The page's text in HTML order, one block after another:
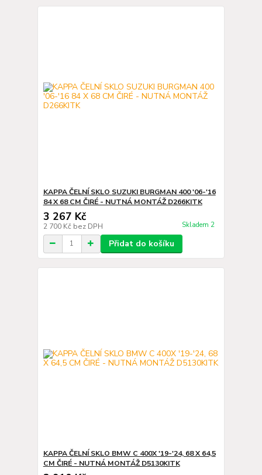
KAPPA ČELNÍ SKLO SUZUKI BURGMAN 400 '06-'16
84 X 68 CM ČIRÉ - NUTNÁ MONTÁŽ D266KITK
3 267 Kč
2 700 Kč bez DPH Skladem 2
Přidat do košíku
KAPPA ČELNÍ SKLO BMW C 400X '19-'24, 68 X 64,5
CM ČIRÉ - NUTNÁ MONTÁŽ D5130KITK